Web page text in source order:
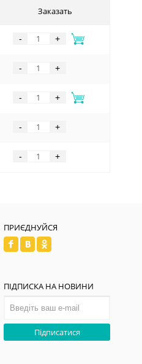
Заказать
- +
- +
- +
- +
- +
ПРИЄДНУЙСЯ
ПІДПИСКА НА НОВИНИ
Підписатися